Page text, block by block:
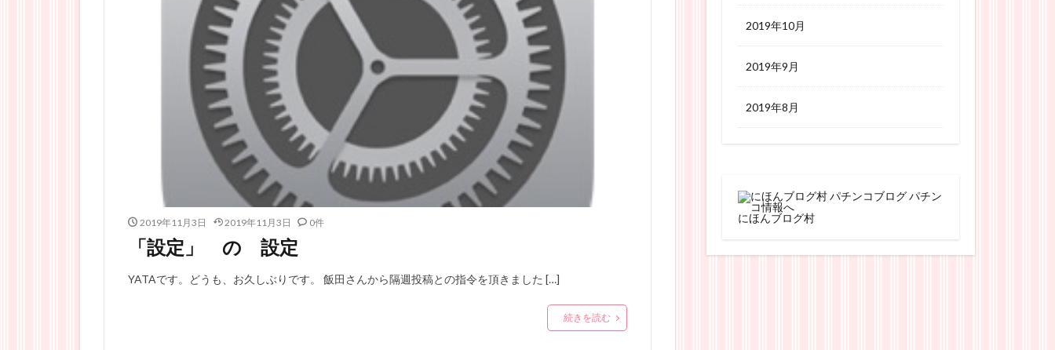
2019年11月3日 2019年11月3日 0件
「設定」 の 設定
YATAです。どうも、お久しぶりです。 飯田さんから隔週投稿との指令を頂きました […]
続きを読む
2019年10月
2019年9月
2019年8月
にほんブログ村